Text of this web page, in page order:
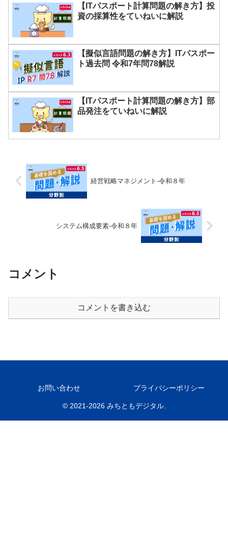
【ITパスポート計算問題の解き方】投
資の採算性をていねいに解説
【擬似言語問題の解き方】ITパスポー
ト過去問 令和7年問78解説
【ITパスポート計算問題の解き方】部
品発注をていねいに解説
経営戦略マネジメント-令和８年
システム構成要素-令和８年
コメント
コメントを書き込む
お問い合わせ プライバシーポリシー
© 2021-2026 みちともデジタル.